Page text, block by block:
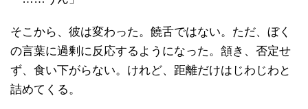
そこから、彼は変わった。饒舌ではない。ただ、ぼく
の言葉に過剰に反応するようになった。頷き、否定せ
ず、食い下がらない。けれど、距離だけはじわじわと
詰めてくる。